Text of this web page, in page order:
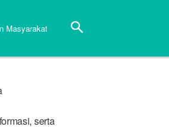
Masyarakat
serta